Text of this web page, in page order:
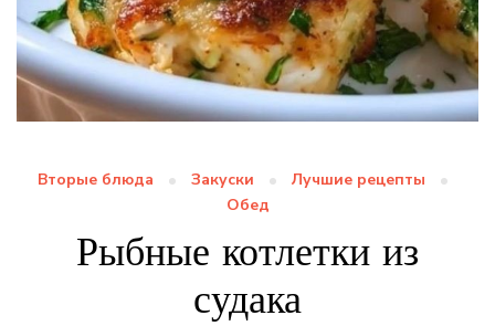
Вторые блюда Закуски
Лучшие рецепты
Обед
Рыбные котлетки из
судака